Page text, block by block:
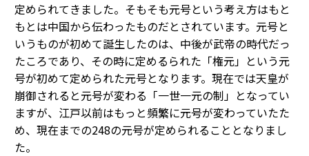
定められてきました。そもそも元号という考え方はもと
もとは中国から伝わったものだとされています。元号と
いうものが初めて誕生したのは、中後が武帝の時代だっ
たころであり、その時に定めるられた「権元」という元
号が初めて定められた元号となります。現在では天皇が
崩御されると元号が変わる「一世一元の制」となってい
ますが、江戸以前はもっと頻繁に元号が変わっていたた
め、現在までの248の元号が定められることとなりまし
た。